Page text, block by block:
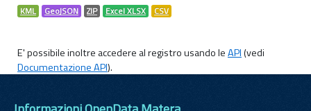
KML GeoJSON ZIP Excel XLSX CSV
E' possibile inoltre accedere al registro usando leAPI(vedi
Documentazione API).